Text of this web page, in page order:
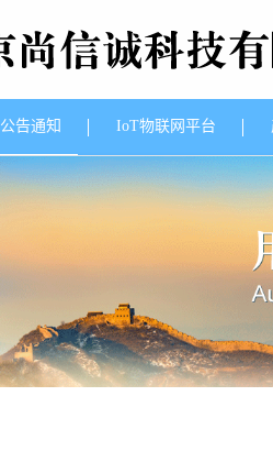
公告通知 IoT物联网平台